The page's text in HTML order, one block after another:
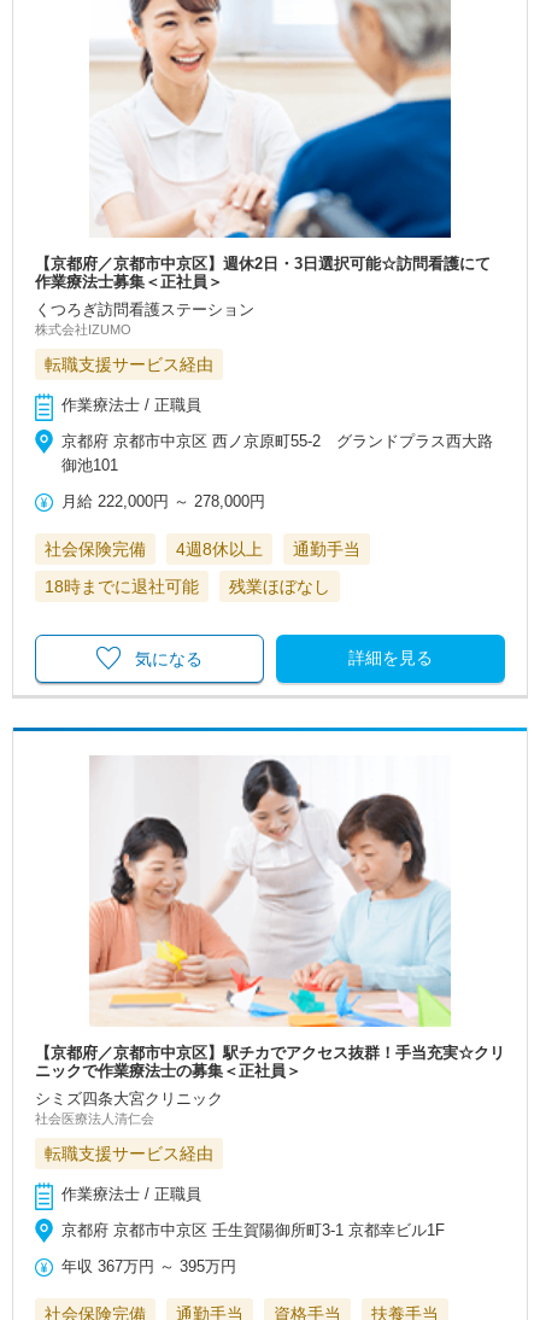
【京都府／京都市中京区】週休2日・3日選択可能☆訪問看護にて
作業療法士募集＜正社員＞
くつろぎ訪問看護ステーション
株式会社IZUMO
転職支援サービス経由
作業療法士 / 正職員
京都府 京都市中京区 西ノ京原町55-2 グランドプラス西大路
御池101
月給 222,000円 ～ 278,000円
社会保険完備 4週8休以上
通勤手当
18時までに退社可能
残業ほぼなし
詳細を見る
気になる
【京都府／京都市中京区】駅チカでアクセス抜群！手当充実☆クリ
ニックで作業療法士の募集＜正社員＞
シミズ四条大宮クリニック
社会医療法人清仁会
転職支援サービス経由
作業療法士 / 正職員
京都府 京都市中京区 壬生賀陽御所町3-1 京都幸ビル1F
年収 367万円 ～395万円
社会保険完備 通勤手当 資格手当 扶養手当